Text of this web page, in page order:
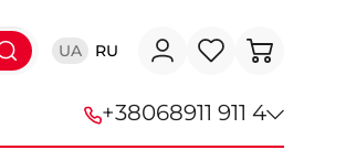
UA RU
+38068911 911 4